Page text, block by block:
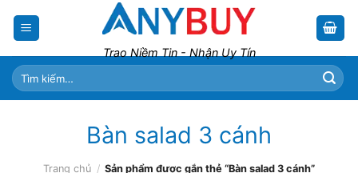
Trao Niềm Tin - Nhận Uy Tín
Tìm
kiếm:
Bàn salad 3 cánh
Trang chủ / Sản phẩm được gắn thẻ “Bàn salad 3 cánh”